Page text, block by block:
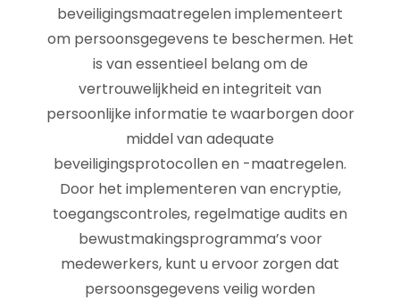
beveiligingsmaatregelen implementeert
om persoonsgegevens te beschermen. Het
is van essentieel belang om de
vertrouwelijkheid en integriteit van
persoonlijke informatie te waarborgen door
middel van adequate
beveiligingsprotocollen en -maatregelen.
Door het implementeren van encryptie,
toegangscontroles, regelmatige audits en
bewustmakingsprogramma’s voor
medewerkers, kunt u ervoor zorgen dat
persoonsgegevens veilig worden